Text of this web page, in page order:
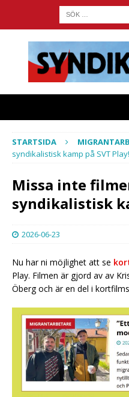
STARTSIDA
syndikalistisk kamp på SVT Play!
Missa inte
syndikalistisk
2026-06-23
Nu har ni möjlighet att se
Play. Filmen är gjord av av
Öberg och är en del i